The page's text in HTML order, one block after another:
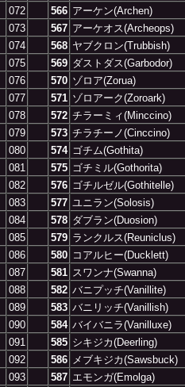
072
566 アーケン(Archen)
073
567 アーケオス(Archeops)
074
568 ヤブクロン(Trubbish)
075
569 ダストダス(Garbodor)
076
570 ゾロア(Zorua)
077
571 ゾロアーク(Zoroark)
078
572 チラーミィ(Minccino)
079
573 チラチーノ(Cinccino)
080
574 ゴチム(Gothita)
081
575 ゴチミル(Gothorita)
082
576 ゴチルゼル(Gothitelle)
083
577 ユニラン(Solosis)
084
578 ダブラン(Duosion)
085
579 ランクルス(Reuniclus)
086
580 コアルヒー(Ducklett)
087
581 スワンナ(Swanna)
088
582 バニプッチ(Vanillite)
089
583 バニリッチ(Vanillish)
090
584 バイバニラ(Vanilluxe)
091
585 シキジカ(Deerling)
092
586 メブキジカ(Sawsbuck)
093
587 エモンガ(Emolga)